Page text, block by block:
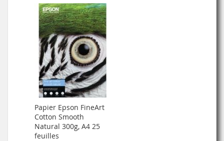
Papier Epson FineArt
Cotton Smooth
Natural 300g, A4 25
feuilles